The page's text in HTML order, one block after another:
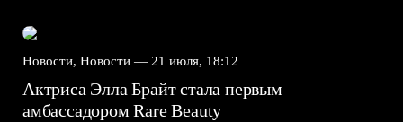
Новости, Новости — 21 июля, 18:12
Актриса Элла Брайт стала первым
амбассадором Rare Beauty